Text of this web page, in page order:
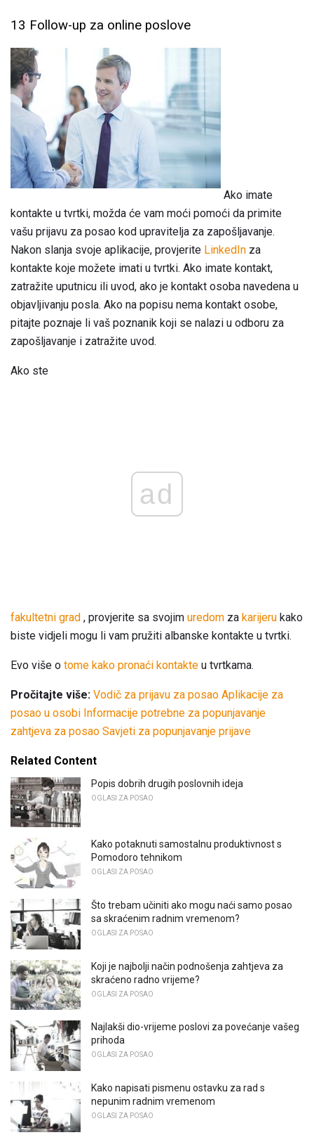
13 Follow-up za online poslove
Ako imate
kontakte u tvrtki, možda će vam moći pomoći da primite
vašu prijavu za posao kod upravitelja za zapošljavanje.
Nakon slanja svoje aplikacije, provjerite LinkedIn za
kontakte koje možete imati u tvrtki. Ako imate kontakt,
zatražite uputnicu ili uvod, ako je kontakt osoba navedena u
objavljivanju posla. Ako na popisu nema kontakt osobe,
pitajte poznaje li vaš poznanik koji se nalazi u odboru za
zapošljavanje i zatražite uvod.
Ako ste
ad
fakultetni grad , provjerite sa svojim uredom za karijeru kako
biste vidjeli mogu li vam pružiti albanske kontakte u tvrtki.
Evo više o tome kako pronaći kontakte u tvrtkama.
Pročitajte više: Vodič za prijavu za posao Aplikacije za
posao u osobi Informacije potrebne za popunjavanje
zahtjeva za posao Savjeti za popunjavanje prijave
Related Content
Popis dobrih drugih poslovnih ideja
OGLASI ZA POSAO
Kako potaknuti samostalnu produktivnost s
Pomodoro tehnikom
OGLASI ZA POSAO
Što trebam učiniti ako mogu naći samo posao
sa skraćenim radnim vremenom?
OGLASI ZA POSAO
Koji je najbolji način podnošenja zahtjeva za
skraćeno radno vrijeme?
OGLASI ZA POSAO
Najlakši dio-vrijeme poslovi za povećanje vašeg
prihoda
OGLASI ZA POSAO
Kako napisati pismenu ostavku za rad s
nepunim radnim vremenom
OGLASI ZA POSAO